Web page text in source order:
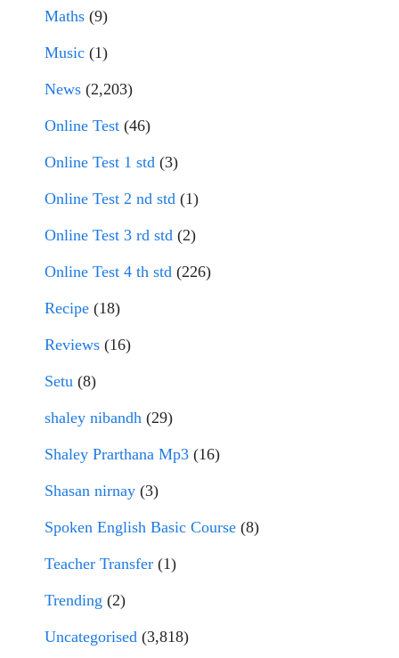
Maths (9)
Music (1)
News (2,203)
Online Test (46)
Online Test 1 std (3)
Online Test 2 nd std (1)
Online Test 3 rd std (2)
Online Test 4 th std (226)
Recipe (18)
Reviews (16)
Setu (8)
shaley nibandh (29)
Shaley Prarthana Mp3 (16)
Shasan nirnay (3)
Spoken English Basic Course (8)
Teacher Transfer (1)
Trending (2)
Uncategorised (3,818)